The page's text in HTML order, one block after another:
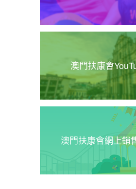
澳門扶康會
澳門扶康會網上銷